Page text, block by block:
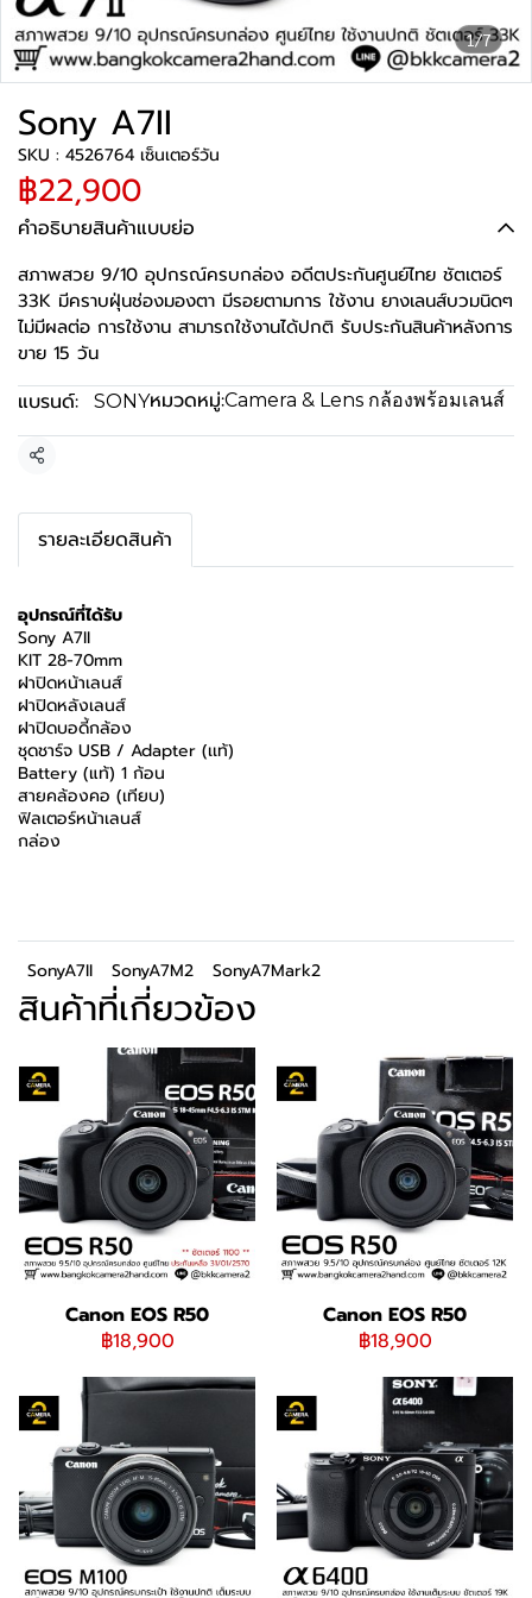
1/7
Sony A7II
SKU : 4526764 เซ็นเตอร์วัน
฿22,900
คำอธิบายสินค้าแบบย่อ
สภาพสวย 9/10 อุปกรณ์ครบกล่อง อดีตประกันศูนย์ไทย ชัตเตอร์
33K มีคราบฝุ่นช่องมองตา มีรอยตามการ ใช้งาน ยางเลนส์บวมนิดๆ
ไม่มีผลต่อ การใช้งาน สามารถใช้งานได้ปกติ รับประกันสินค้าหลังการ
ขาย 15 วัน
แบรนด์: SONYหมวดหมู่:Camera & Lens กล้องพร้อมเลนส์
แชร์
รายละเอียดสินค้า
อุปกรณ์ที่ได้รับ
Sony A7II
KIT 28-70mm
ฝาปิดหน้าเลนส์
ฝาปิดหลังเลนส์
ฝาปิดบอดี้กล้อง
ชุดชาร์จ USB / Adapter (เเท้)
Battery (แท้) 1 ก้อน
สายคล้องคอ (เทียบ)
ฟิลเตอร์หน้าเลนส์
กล่อง
SonyA7II SonyA7M2 SonyA7Mark2
สินค้าที่เกี่ยวข้อง
Canon EOS R50
฿18,900
Canon EOS R50
฿18,900